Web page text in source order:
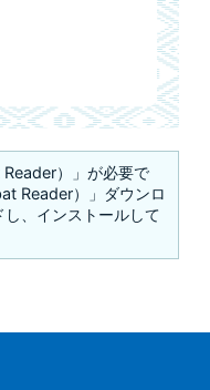
）」が必要で
Reader）」ダウンロ
、インストールして